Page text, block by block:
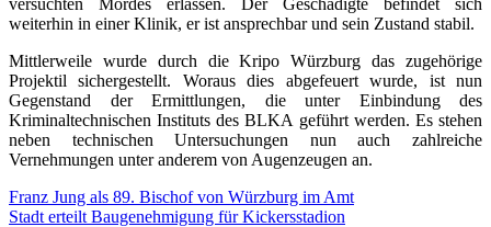
versuchten Mordes erlassen. Der Geschädigte befindet sich
weiterhin in einer Klinik, er ist ansprechbar und sein Zustand stabil.
Mittlerweile wurde durch die Kripo Würzburg das zugehörige
Projektil sichergestellt. Woraus dies abgefeuert wurde, ist nun
Gegenstand der Ermittlungen, die unter Einbindung des
Kriminaltechnischen Instituts des BLKA geführt werden. Es stehen
neben technischen Untersuchungen nun auch zahlreiche
Vernehmungen unter anderem von Augenzeugen an.
Beitragsnavigation
Franz Jung als 89. Bischof von Würzburg im Amt
Stadt erteilt Baugenehmigung für Kickersstadion